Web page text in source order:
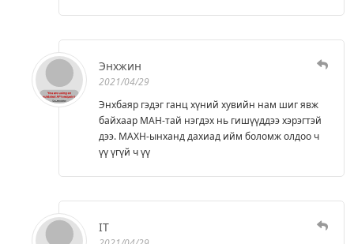
Энхжин
2021/04/29
Энхбаяр гэдэг ганц хүний хувийн нам шиг явж
байхаар МАН-тай нэгдэх нь гишүүддээ хэрэгтэй
дээ. МАХН-ынханд дахиад ийм боломж олдоо ч
үү үгүй ч үү
IT